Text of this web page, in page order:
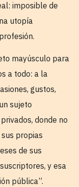
imposible de
utopía
mayúsculo para
a todo: a la
gustos,
sujeto
donde no
propias
de sus
y esa
pública”.